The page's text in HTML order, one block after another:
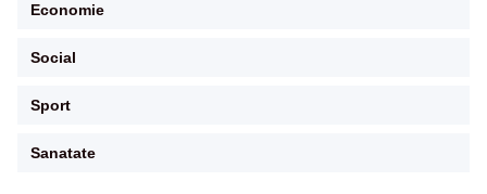
Economie
Social
Sport
Sanatate